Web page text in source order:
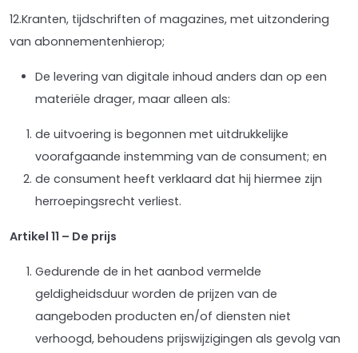
12.Kranten, tijdschriften of magazines, met uitzondering
van abonnementenhierop;
De levering van digitale inhoud anders dan op een
materiële drager, maar alleen als:
de uitvoering is begonnen met uitdrukkelijke
voorafgaande instemming van de consument; en
de consument heeft verklaard dat hij hiermee zijn
herroepingsrecht verliest.
Artikel 11 – De prijs
Gedurende de in het aanbod vermelde
geldigheidsduur worden de prijzen van de
aangeboden producten en/of diensten niet
verhoogd, behoudens prijswijzigingen als gevolg van